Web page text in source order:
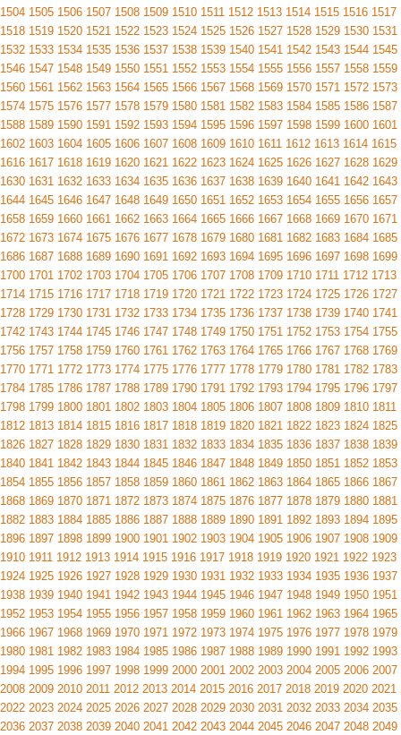
1504 1505 1506 1507 1508 1509 1510 1511 1512 1513 1514 1515 1516 1517
1518 1519 1520 1521 1522 1523 1524 1525 1526 1527 1528 1529 1530 1531
1532 1533 1534 1535 1536 1537 1538 1539 1540 1541 1542 1543 1544 1545
1546 1547 1548 1549 1550 1551 1552 1553 1554 1555 1556 1557 1558 1559
1560 1561 1562 1563 1564 1565 1566 1567 1568 1569 1570 1571 1572 1573
1574 1575 1576 1577 1578 1579 1580 1581 1582 1583 1584 1585 1586 1587
1588 1589 1590 1591 1592 1593 1594 1595 1596 1597 1598 1599 1600 1601
1602 1603 1604 1605 1606 1607 1608 1609 1610 1611 1612 1613 1614 1615
1616 1617 1618 1619 1620 1621 1622 1623 1624 1625 1626 1627 1628 1629
1630 1631 1632 1633 1634 1635 1636 1637 1638 1639 1640 1641 1642 1643
1644 1645 1646 1647 1648 1649 1650 1651 1652 1653 1654 1655 1656 1657
1658 1659 1660 1661 1662 1663 1664 1665 1666 1667 1668 1669 1670 1671
1672 1673 1674 1675 1676 1677 1678 1679 1680 1681 1682 1683 1684 1685
1686 1687 1688 1689 1690 1691 1692 1693 1694 1695 1696 1697 1698 1699
1700 1701 1702 1703 1704 1705 1706 1707 1708 1709 1710 1711 1712 1713
1714 1715 1716 1717 1718 1719 1720 1721 1722 1723 1724 1725 1726 1727
1728 1729 1730 1731 1732 1733 1734 1735 1736 1737 1738 1739 1740 1741
1742 1743 1744 1745 1746 1747 1748 1749 1750 1751 1752 1753 1754 1755
1756 1757 1758 1759 1760 1761 1762 1763 1764 1765 1766 1767 1768 1769
1770 1771 1772 1773 1774 1775 1776 1777 1778 1779 1780 1781 1782 1783
1784 1785 1786 1787 1788 1789 1790 1791 1792 1793 1794 1795 1796 1797
1798 1799 1800 1801 1802 1803 1804 1805 1806 1807 1808 1809 1810 1811
1812 1813 1814 1815 1816 1817 1818 1819 1820 1821 1822 1823 1824 1825
1826 1827 1828 1829 1830 1831 1832 1833 1834 1835 1836 1837 1838 1839
1840 1841 1842 1843 1844 1845 1846 1847 1848 1849 1850 1851 1852 1853
1854 1855 1856 1857 1858 1859 1860 1861 1862 1863 1864 1865 1866 1867
1868 1869 1870 1871 1872 1873 1874 1875 1876 1877 1878 1879 1880 1881
1882 1883 1884 1885 1886 1887 1888 1889 1890 1891 1892 1893 1894 1895
1896 1897 1898 1899 1900 1901 1902 1903 1904 1905 1906 1907 1908 1909
1910 1911 1912 1913 1914 1915 1916 1917 1918 1919 1920 1921 1922 1923
1924 1925 1926 1927 1928 1929 1930 1931 1932 1933 1934 1935 1936 1937
1938 1939 1940 1941 1942 1943 1944 1945 1946 1947 1948 1949 1950 1951
1952 1953 1954 1955 1956 1957 1958 1959 1960 1961 1962 1963 1964 1965
1966 1967 1968 1969 1970 1971 1972 1973 1974 1975 1976 1977 1978 1979
1980 1981 1982 1983 1984 1985 1986 1987 1988 1989 1990 1991 1992 1993
1994 1995 1996 1997 1998 1999 2000 2001 2002 2003 2004 2005 2006 2007
2008 2009 2010 2011 2012 2013 2014 2015 2016 2017 2018 2019 2020 2021
2022 2023 2024 2025 2026 2027 2028 2029 2030 2031 2032 2033 2034 2035
2036 2037 2038 2039 2040 2041 2042 2043 2044 2045 2046 2047 2048 2049